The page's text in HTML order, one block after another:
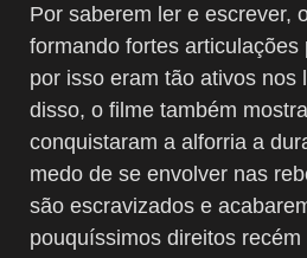
Por saberem ler e escrever,
formando fortes
por isso eram tão ativos nos
disso, o filme também
conquistaram a alforria a
medo de se envolver nas
são escravizados e
pouquíssimos direitos recém